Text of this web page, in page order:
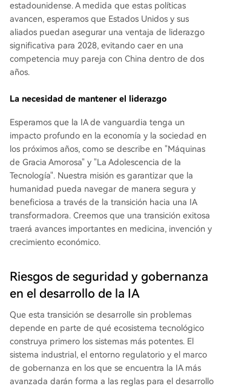
estadounidense. A medida que estas políticas
avancen, esperamos que Estados Unidos y sus
aliados puedan asegurar una ventaja de liderazgo
significativa para 2028, evitando caer en una
competencia muy pareja con China dentro de dos
años.
La necesidad de mantener el liderazgo
Esperamos que la IA de vanguardia tenga un
impacto profundo en la economía y la sociedad en
los próximos años, como se describe en "Máquinas
de Gracia Amorosa" y "La Adolescencia de la
Tecnología". Nuestra misión es garantizar que la
humanidad pueda navegar de manera segura y
beneficiosa a través de la transición hacia una IA
transformadora. Creemos que una transición exitosa
traerá avances importantes en medicina, invención y
crecimiento económico.
Riesgos de seguridad y gobernanza
en el desarrollo de la IA
Que esta transición se desarrolle sin problemas
depende en parte de qué ecosistema tecnológico
construya primero los sistemas más potentes. El
sistema industrial, el entorno regulatorio y el marco
de gobernanza en los que se encuentra la IA más
avanzada darán forma a las reglas para el desarrollo